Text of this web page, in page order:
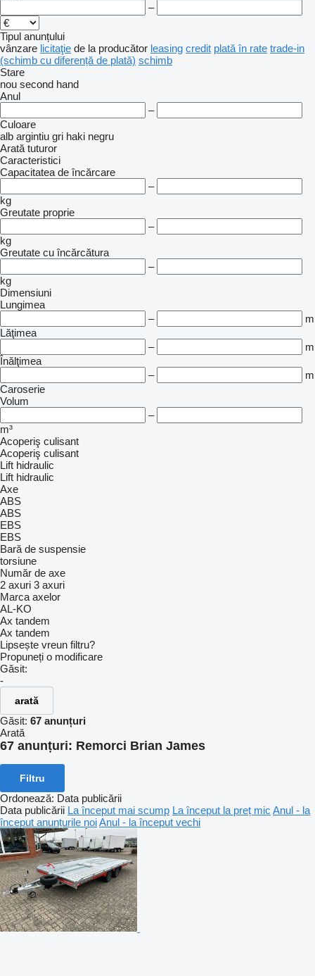
–
Tipul anunțului
vânzare licitaţie de la producător leasing credit plată în rate trade-in
(schimb cu diferență de plată) schimb
Stare
nou second hand
Anul
–
Culoare
alb argintiu gri haki negru
Arată tuturor
Caracteristici
Capacitatea de încărcare
–
kg
Greutate proprie
–
kg
Greutate cu încărcătura
–
kg
Dimensiuni
Lungimea
–
m
Lăţimea
–
m
Înălţimea
–
m
Caroserie
Volum
–
m³
Acoperiş culisant
Acoperiş culisant
Lift hidraulic
Lift hidraulic
Axe
ABS
ABS
EBS
EBS
Bară de suspensie
torsiune
Număr de axe
2 axuri 3 axuri
Marca axelor
AL-KO
Ax tandem
Ax tandem
Lipsește vreun filtru?
Propuneți o modificare
Găsit:
-
arată
Găsit: 67 anunțuri
Arată
67 anunțuri: Remorci Brian James
Filtru
Ordonează: Data publicării
Data publicării La început mai scump La început la preț mic Anul - la
început anunțurile noiAnul - la început vechi